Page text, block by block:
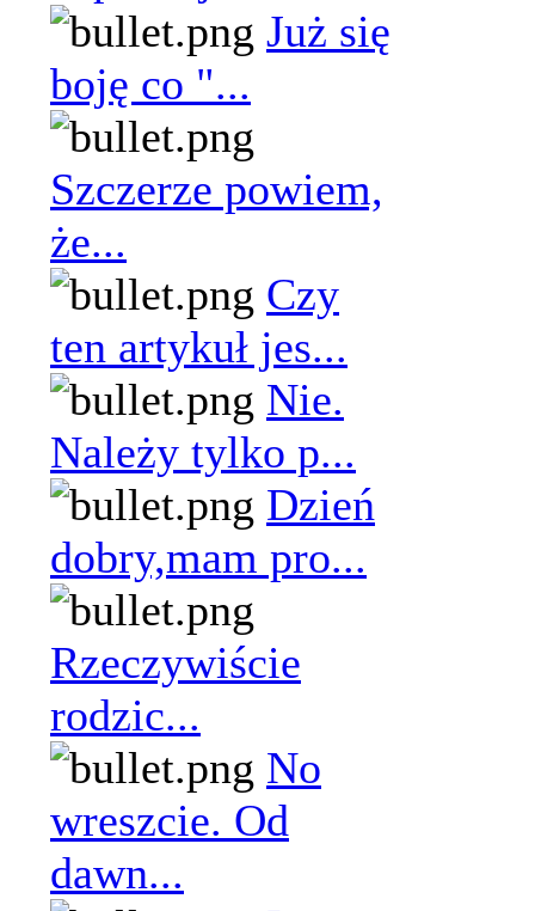
Już się
boję co "...
Szczerze powiem,
że...
Czy
ten artykuł jes...
Nie.
Należy tylko p...
Dzień
dobry,mam pro...
Rzeczywiście
rodzic...
No
wreszcie. Od
dawn...